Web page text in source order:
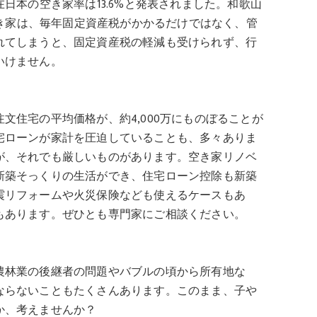
本の空き家率は13.6%と発表されました。和歌山
は、毎年固定資産税がかかるだけではなく、管
しまうと、固定資産税の軽減も受けられず、行
ません。
住宅の平均価格が、約4,000万にものぼることが
ーンが家計を圧迫していることも、多々ありま
それでも厳しいものがあります。空き家リノベ
そっくりの生活ができ、住宅ローン控除も新築
フォームや火災保険なども使えるケースもあ
ります。ぜひとも専門家にご相談ください。
業の後継者の問題やバブルの頃から所有地な
ないこともたくさんあります。このまま、子や
考えませんか？